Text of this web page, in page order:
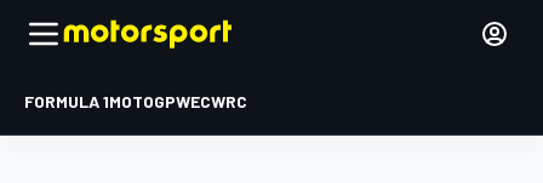
FORMULA 1MOTOGPWECWRC